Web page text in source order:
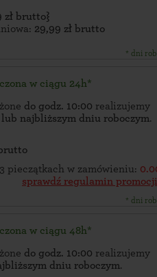
zł brutto}
29,99 zł brutto
* dni
w ciągu 24h*
do godz. 10:00 realizujemy
najbliższym dniu roboczym.
pieczątkach w zamówieniu:
sprawdź regulamin
* dni
w ciągu 48h*
do godz. 10:00 realizujemy
dniu roboczym.